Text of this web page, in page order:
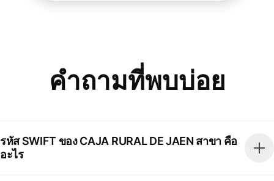
คำถามที่พบบ่อย
รหัส SWIFT ของ CAJA RURAL DE JAEN สาขา คือ
อะไร